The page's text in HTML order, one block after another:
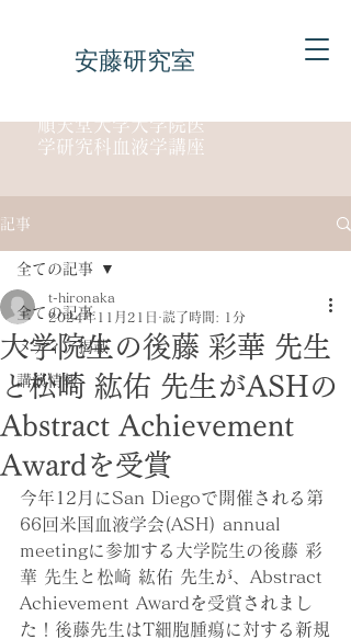
安藤研究室
順天堂大学大学院医
学研究科血液学講座
記事
全ての記事
メディア掲載
講演情報
全ての記事
大学院生の後藤 彩華 先生
と松崎 紘佑 先生がASHの
Abstract Achievement
Awardを受賞
t-hironaka
2024年11月21日
読了時間: 1分
今年12月にSan Diegoで開催される第
66回米国血液学会(ASH) annual
meetingに参加する大学院生の後藤 彩
華 先生と松崎 紘佑 先生が、Abstract
Achievement Awardを受賞されまし
た！後藤先生はT細胞腫瘍に対する新規